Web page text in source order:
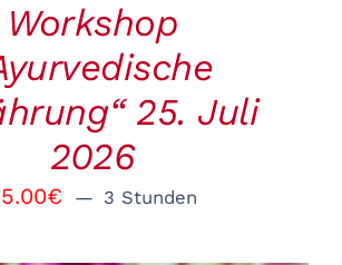
Workshop
25. Juli
2026
€ 3 Stunden